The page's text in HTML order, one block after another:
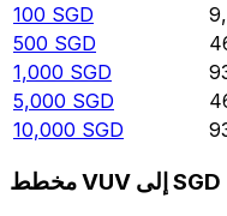
100 SGD
500 SGD
1,000 SGD
5,000 SGD
10,000 SGD
مخطط VUV إلى SGD